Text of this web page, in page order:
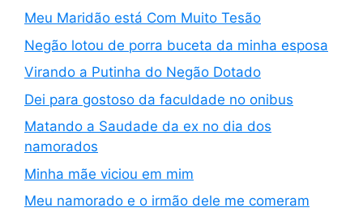
Meu Maridão está Com Muito Tesão
Negão lotou de porra buceta da minha esposa
Virando a Putinha do Negão Dotado
Dei para gostoso da faculdade no onibus
Matando a Saudade da ex no dia dos
namorados
Minha mãe viciou em mim
Meu namorado e o irmão dele me comeram